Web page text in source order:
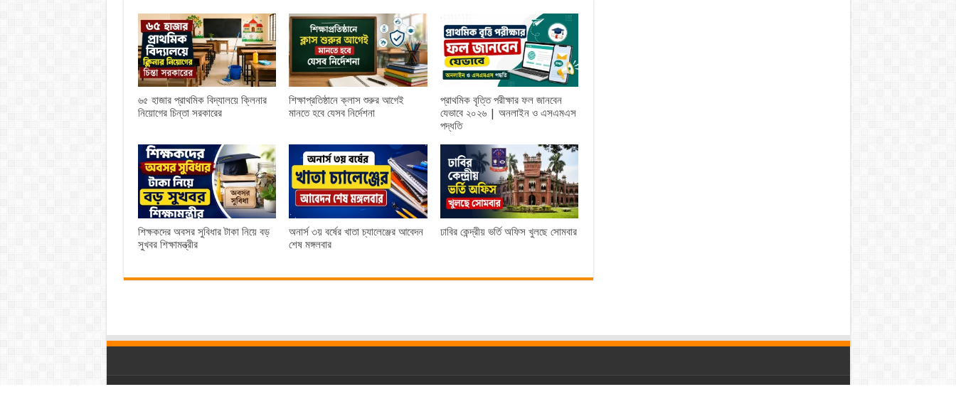
৬৫ হাজার প্রাথমিক বিদ্যালয়ে ক্লিনার
নিয়োগের চিন্তা সরকারের
শিক্ষাপ্রতিষ্ঠানে ক্লাস শুরুর আগেই
মানতে হবে যেসব নির্দেশনা
প্রাথমিক বৃত্তি পরীক্ষার ফল জানবেন
যেভাবে ২০২৬ | অনলাইন ও এসএমএস
পদ্ধতি
শিক্ষকদের অবসর সুবিধার টাকা নিয়ে বড়
সুখবর শিক্ষামন্ত্রীর
অনার্স ৩য় বর্ষের খাতা চ্যালেঞ্জের আবেদন
শেষ মঙ্গলবার
ঢাবির কেন্দ্রীয় ভর্তি অফিস খুলছে সোমবার